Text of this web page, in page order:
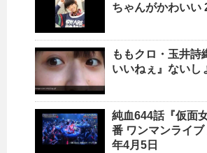
ちゃんがかわいい
ももクロ・玉井詩
いいねぇ』ないし
純血644話『仮面
番 ワンマンライ
年4月5日